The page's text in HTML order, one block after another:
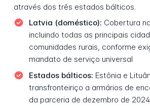
através dos três estados bálticos.
Latvia (doméstico): Cobertura
incluindo todas as principais
comunidades rurais, conforme
mandato de serviço universal
Estados bálticos: Estônia e
transfronteiriço a armários de
da parceria de dezembro de 2024